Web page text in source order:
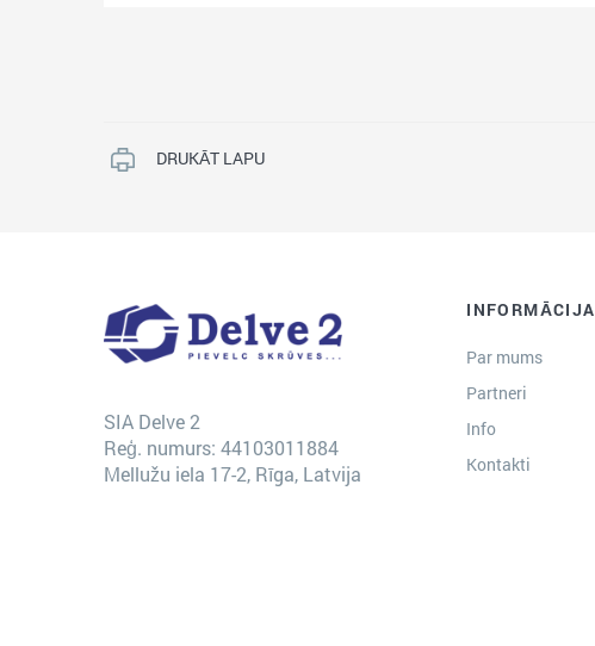
DRUKĀT LAPU
SIA Delve 2
Reģ. numurs: 44103011884
Mellužu iela 17-2, Rīga, Latvija
INFORMĀCIJA
Par mums
Partneri
Info
Kontakti